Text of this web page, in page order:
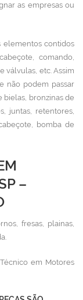
as empresas ou
elementos contidos
comando,
válvulas, etc. Assim
não podem passar
bielas, bronzinas de
juntas, retentores,
bomba de
–
fresas, plainas,
em Motores